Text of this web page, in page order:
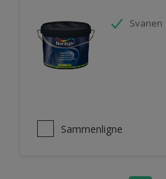
Svanen
Sammenligne